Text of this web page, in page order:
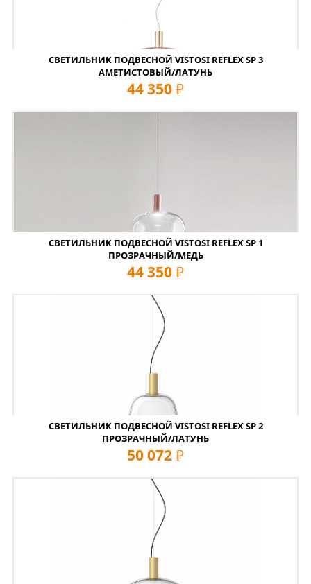
СВЕТИЛЬНИК ПОДВЕСНОЙ VISTOSI REFLEX SP 3
АМЕТИСТОВЫЙ/ЛАТУНЬ
44 350 руб
СВЕТИЛЬНИК ПОДВЕСНОЙ VISTOSI REFLEX SP 1
ПРОЗРАЧНЫЙ/МЕДЬ
44 350 руб
СВЕТИЛЬНИК ПОДВЕСНОЙ VISTOSI REFLEX SP 2
ПРОЗРАЧНЫЙ/ЛАТУНЬ
50 072 руб